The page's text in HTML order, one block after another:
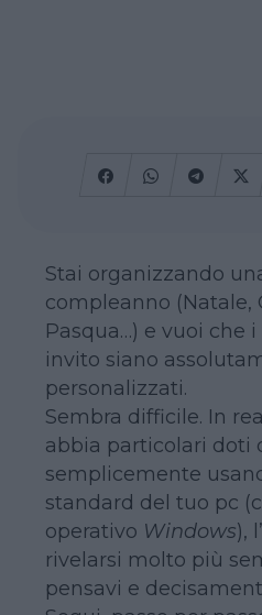
Stai organizzando
compleanno (Natale,
Pasqua…) e vuoi che
invito siano
personalizzati.
Sembra difficile. In
abbia particolari doti
semplicemente
standard del tuo pc
operativo Windows),
rivelarsi molto più
pensavi e